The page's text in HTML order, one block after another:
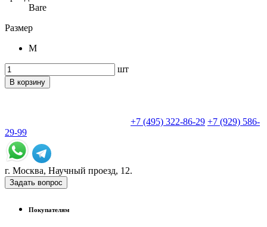
Bare
Размер
M
шт
В корзину
+7 (495) 322-86-29 +7 (929) 586-
29-99
г. Москва, Научный проезд, 12.
Задать вопрос
Покупателям